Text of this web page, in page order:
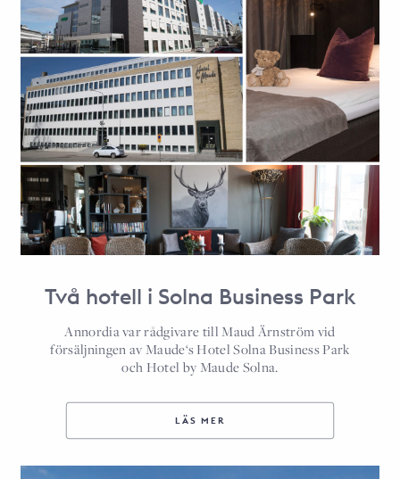
Två hotell i Solna Business Park
Annordia var rådgivare till Maud Ärnström vid
försäljningen av Maude‘s Hotel Solna Business Park
och Hotel by Maude Solna.
LÄS MER